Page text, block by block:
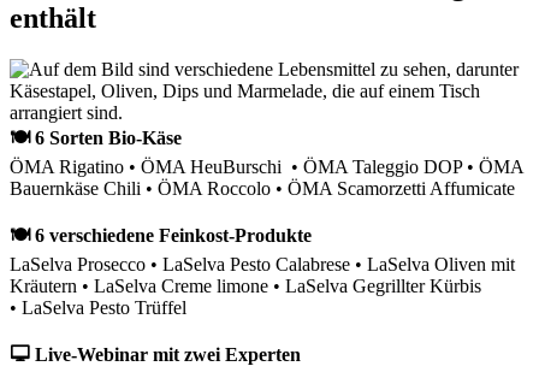
enthält
🍽 6 Sorten Bio-Käse
ÖMA Rigatino • ÖMA HeuBurschi • ÖMA Taleggio DOP • ÖMA
Bauernkäse Chili • ÖMA Roccolo • ÖMA Scamorzetti Affumicate
🍽 6 verschiedene Feinkost-Produkte
LaSelva Prosecco • LaSelva Pesto Calabrese • LaSelva Oliven mit
Kräutern • LaSelva Creme limone • LaSelva Gegrillter Kürbis
• LaSelva Pesto Trüffel
🖵 Live-Webinar mit zwei Experten